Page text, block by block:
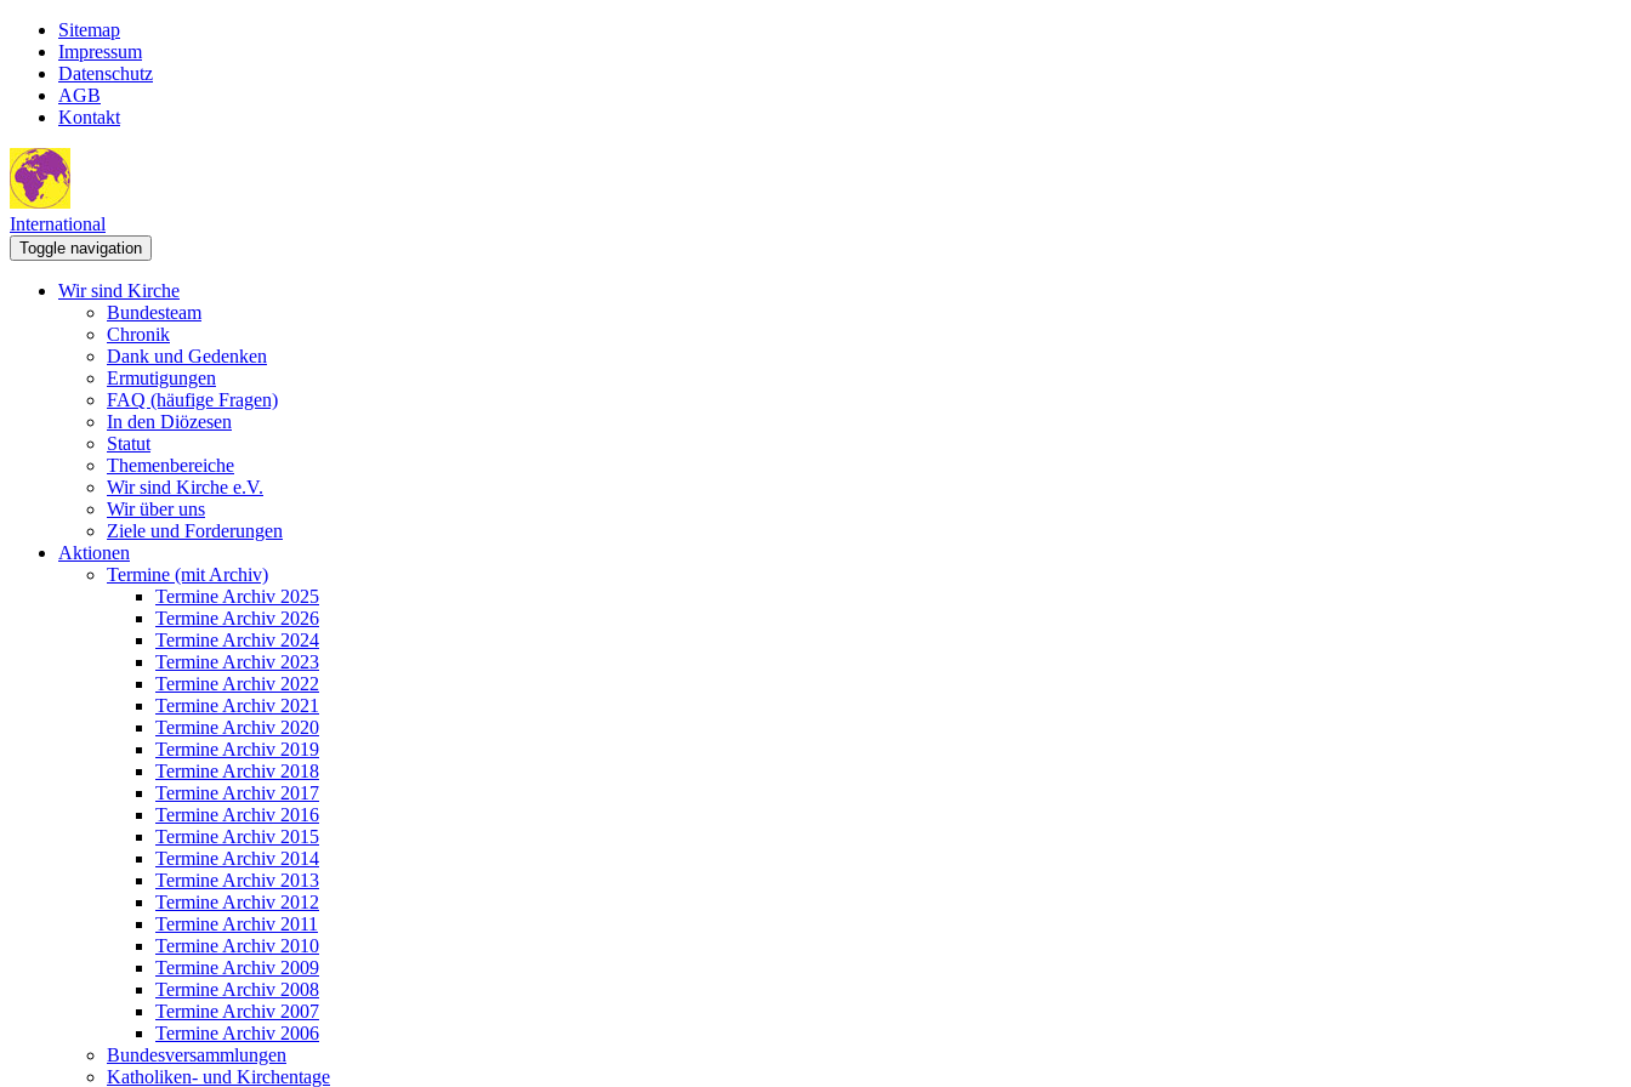
Sitemap
Impressum
Datenschutz
AGB
Kontakt
International
Toggle navigation
Wir sind Kirche
Bundesteam
Chronik
Dank und Gedenken
Ermutigungen
FAQ (häufige Fragen)
In den Diözesen
Statut
Themenbereiche
Wir sind Kirche e.V.
Wir über uns
Ziele und Forderungen
Aktionen
Termine (mit Archiv)
Termine Archiv 2025
Termine Archiv 2026
Termine Archiv 2024
Termine Archiv 2023
Termine Archiv 2022
Termine Archiv 2021
Termine Archiv 2020
Termine Archiv 2019
Termine Archiv 2018
Termine Archiv 2017
Termine Archiv 2016
Termine Archiv 2015
Termine Archiv 2014
Termine Archiv 2013
Termine Archiv 2012
Termine Archiv 2011
Termine Archiv 2010
Termine Archiv 2009
Termine Archiv 2008
Termine Archiv 2007
Termine Archiv 2006
Bundesversammlungen
Katholiken- und Kirchentage